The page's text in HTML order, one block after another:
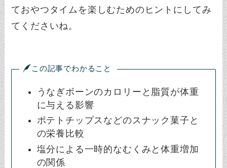
ておやつタイムを楽しむためのヒントにしてみ
てくださいね。
この記事でわかること
うなぎボーンのカロリーと脂質が体重
に与える影響
ポテトチップスなどのスナック菓子と
の栄養比較
塩分による一時的なむくみと体重増加
の関係